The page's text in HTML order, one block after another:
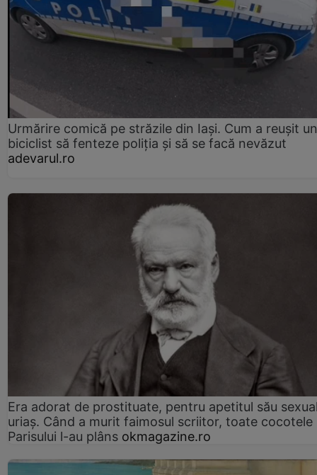
Urmărire comică pe străzile din Iași. Cum a reușit un
biciclist să fenteze poliția și să se facă nevăzut
adevarul.ro
Era adorat de prostituate, pentru apetitul său
uriaș. Când a murit faimosul scriitor, toate cocotele
Parisului l-au plâns okmagazine.ro